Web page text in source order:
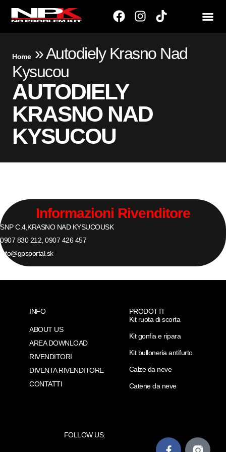
Home»Autodiely Krasno Nad
Kysucou
AUTODIELY
KRASNO NAD
KYSUCOU
Informazioni Rivenditore
SNP C.4, KRASNO NAD KYSUCOUSK
0907 830 212, 0907 426 457
info@gpsportal.sk
INFO
ABOUT US
AREA DOWNLOAD
RIVENDITORI
DIVENTA RIVENDITORE
CONTATTI
PRODOTTI
Kit ruota di scorta
Kit gonfia e ripara
Kit bulloneria antifurto
Calze da neve
Catene da neve
FOLLOW US: